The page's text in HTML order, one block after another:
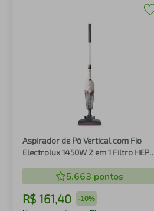
Aspirador de Pó Vertical com Fio
Electrolux 1450W 2 em 1 Filtro HEPA
5.663 pontos
R$ 161,40 -10%